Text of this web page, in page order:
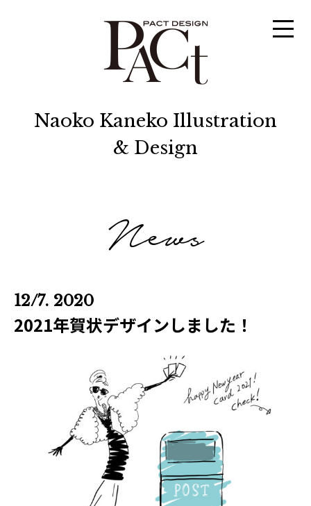
Naoko Kaneko Illustration
& Design
News
12/7. 2020
2021年賀状デザインしました！